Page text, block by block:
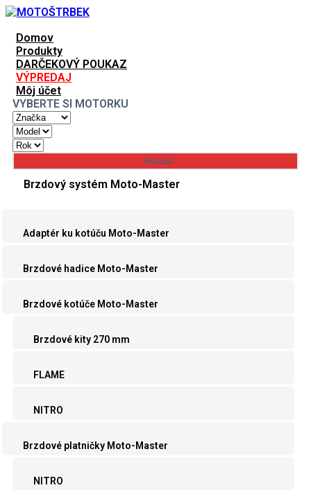
Domov
Produkty
DARČEKOVÝ POUKAZ
VÝPREDAJ
Môj účet
VYBERTE SI MOTORKU
Brzdový systém Moto-Master
Adaptér ku kotúču Moto-Master
Brzdové hadice Moto-Master
Brzdové kotúče Moto-Master
Brzdové kity 270 mm
FLAME
NITRO
Brzdové platničky Moto-Master
NITRO